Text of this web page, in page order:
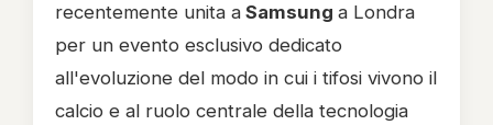
recentemente unita a Samsung a Londra
per un evento esclusivo dedicato
all'evoluzione del modo in cui i tifosi vivono il
calcio e al ruolo centrale della tecnologia